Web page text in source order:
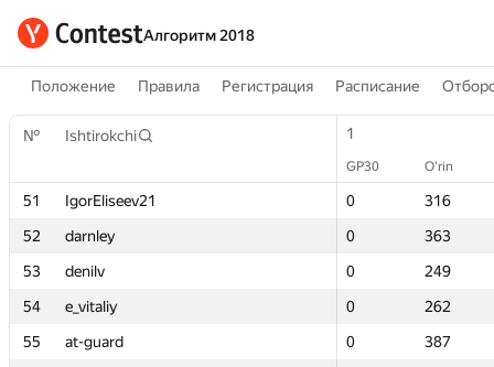
Алгоритм 2018
Положение Правила Регистрация Расписание
№ Ishtirokchi 1
GP30 O‘rin
51 IgorEliseev21 0
316
52
darnley 0
363
53
denilv 0
249
54
e_vitaliy 0
262
55
at-guard 0
387
№ Ishtirokchi 1
GP30 O‘rin
51 IgorEliseev21 0
316
52
darnley 0
363
53
denilv 0
249
54
e_vitaliy 0
262
55
at-guard 0
387